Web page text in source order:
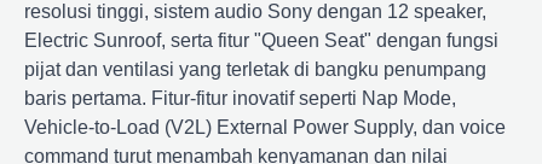
resolusi tinggi, sistem audio Sony dengan 12 speaker,
Electric Sunroof, serta fitur "Queen Seat" dengan fungsi
pijat dan ventilasi yang terletak di bangku penumpang
baris pertama. Fitur-fitur inovatif seperti Nap Mode,
Vehicle-to-Load (V2L) External Power Supply, dan voice
command turut menambah kenyamanan dan nilai